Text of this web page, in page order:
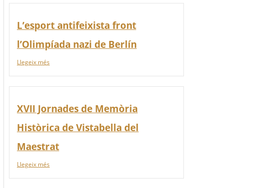
L’esport antifeixista front
l’Olimpíada nazi de Berlín
Llegeix més
XVII Jornades de Memòria
Històrica de Vistabella del
Maestrat
Llegeix més